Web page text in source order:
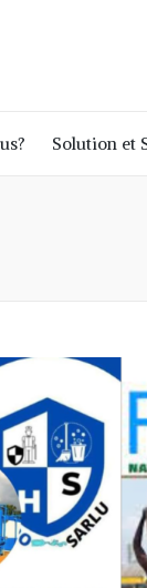
Solution et